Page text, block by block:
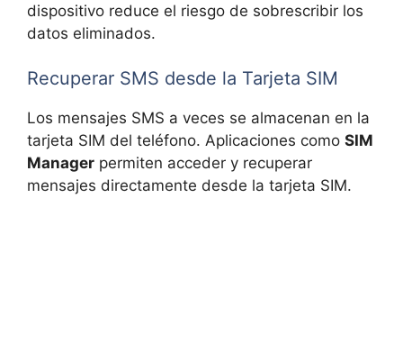
dispositivo reduce el riesgo de sobrescribir los
datos eliminados.
Recuperar SMS desde la Tarjeta SIM
Los mensajes SMS a veces se almacenan en la
tarjeta SIM del teléfono. Aplicaciones como SIM
Manager permiten acceder y recuperar
mensajes directamente desde la tarjeta SIM.